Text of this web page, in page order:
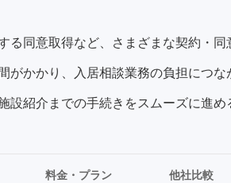
同意取得など、さまざまな契約・同
かかり、入居相談業務の負担につな
紹介までの手続きをスムーズに進め
料金・プラン 他社比較